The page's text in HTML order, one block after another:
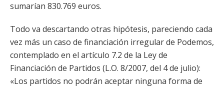
sumarían 830.769 euros.
Todo va descartando otras hipótesis, pareciendo cada
vez más un caso de financiación irregular de Podemos,
contemplado en el artículo 7.2 de la Ley de
Financiación de Partidos (L.O. 8/2007, del 4 de julio):
«Los partidos no podrán aceptar ninguna forma de